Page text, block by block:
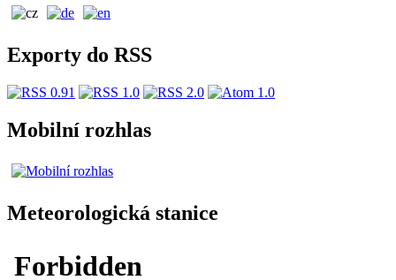
Exporty do RSS
Mobilní rozhlas
Meteorologická stanice